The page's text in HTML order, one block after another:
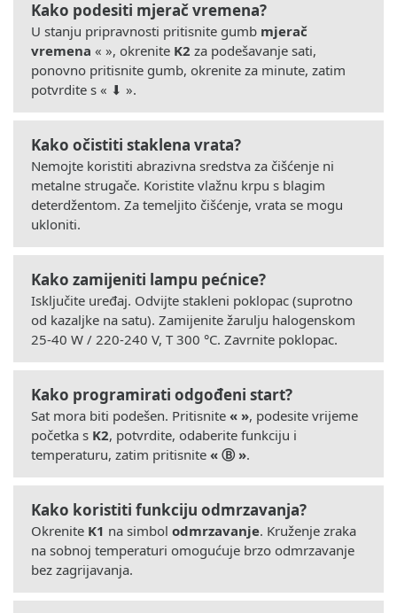
Kako podesiti mjerač vremena?
U stanju pripravnosti pritisnite gumb mjerač
vremena « », okrenite K2 za podešavanje sati,
ponovno pritisnite gumb, okrenite za minute, zatim
potvrdite s « ⬇ ».
Kako očistiti staklena vrata?
Nemojte koristiti abrazivna sredstva za čišćenje ni
metalne strugače. Koristite vlažnu krpu s blagim
deterdžentom. Za temeljito čišćenje, vrata se mogu
ukloniti.
Kako zamijeniti lampu pećnice?
Isključite uređaj. Odvijte stakleni poklopac (suprotno
od kazaljke na satu). Zamijenite žarulju halogenskom
25-40 W / 220-240 V, T 300 °C. Zavrnite poklopac.
Kako programirati odgođeni start?
Sat mora biti podešen. Pritisnite « », podesite vrijeme
početka s K2, potvrdite, odaberite funkciju i
temperaturu, zatim pritisnite « Ⓑ ».
Kako koristiti funkciju odmrzavanja?
Okrenite K1 na simbol odmrzavanje. Kruženje zraka
na sobnoj temperaturi omogućuje brzo odmrzavanje
bez zagrijavanja.